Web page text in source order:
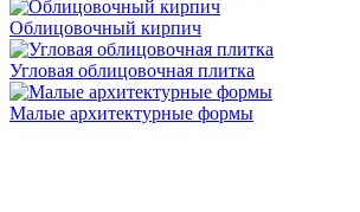
Облицовочный кирпич
Угловая облицовочная плитка
Малые архитектурные формы